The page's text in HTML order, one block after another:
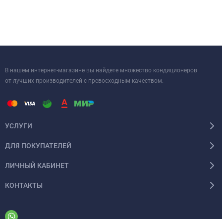
В нашем интернет-магазине вы найдете множество кондиционеров
от лучших производителей с превосходным качеством.
УСЛУГИ
ДЛЯ ПОКУПАТЕЛЕЙ
ЛИЧНЫЙ КАБИНЕТ
КОНТАКТЫ